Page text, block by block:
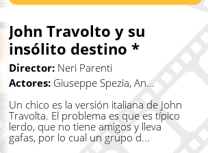
John Travolto y su
insólito destino *
Director: Neri Parenti
Actores: Giuseppe Spezia, An...
Un chico es la versión italiana de John
Travolta. El problema es que es típico
lerdo, que no tiene amigos y lleva
gafas, por lo cual un grupo d...